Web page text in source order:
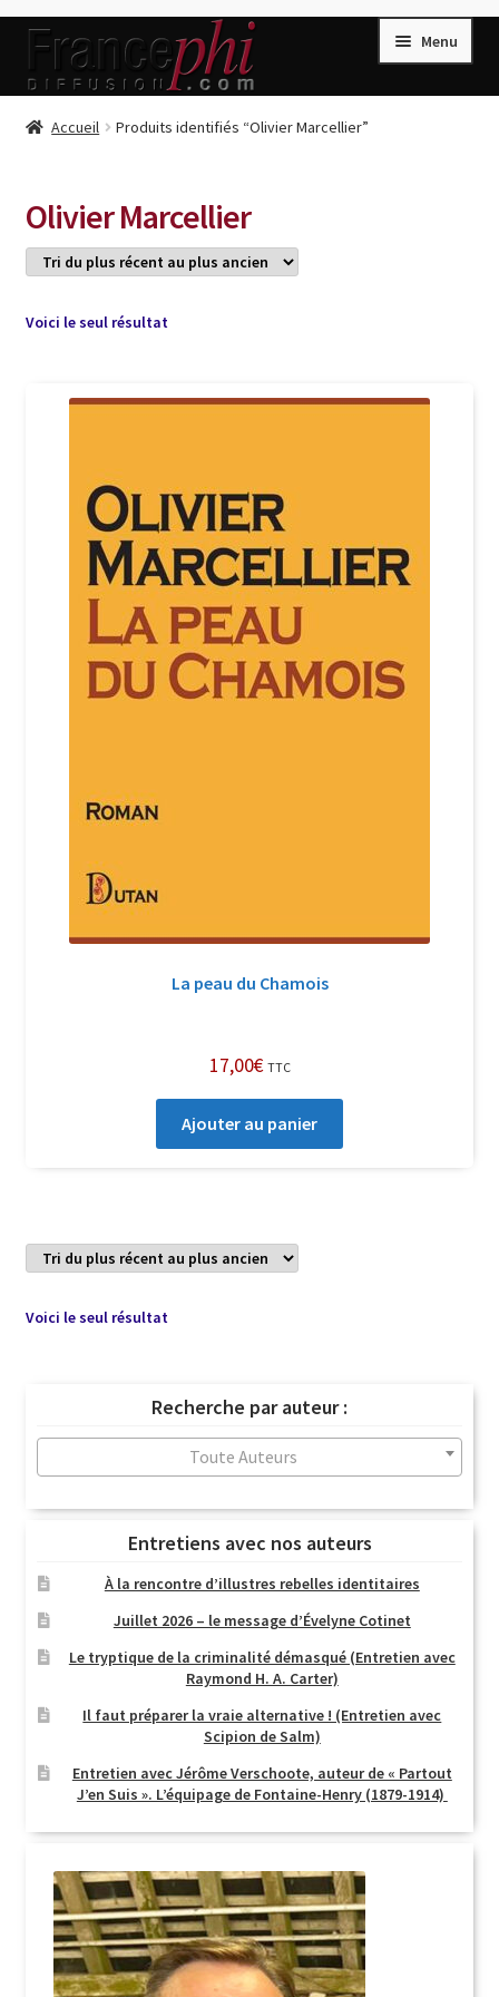
Aller
la
Aller
contenu
Menu
Accueil
Conditions de Vente
Connection
Listes d’Envies
Livres de Philippe Randa
Login Customizer
Newsletter
Nous Contacter
Politique de confidentialité et cookies
Suivi de la Commande
Accueil Produits identifiés “Olivier Marcellier”
Olivier Marcellier
Voici le seul résultat
La peau du Chamois
17,00€ TTC
Ajouter au panier
Voici le seul résultat
Recherche par auteur :
Toute Auteurs
Entretiens avec nos auteurs
À la rencontre d’illustres rebelles identitaires
Juillet 2026 – le message d’Évelyne Cotinet
Le tryptique de la criminalité démasqué (Entretien avec
Raymond H. A. Carter)
Il faut préparer la vraie alternative ! (Entretien avec
Scipion de Salm)
Entretien avec Jérôme Verschoote, auteur de « Partout
J’en Suis ». L’équipage de Fontaine-Henry (1879-1914)